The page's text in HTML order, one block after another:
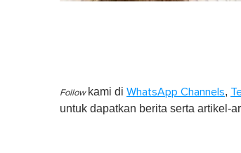
Follow kami di WhatsApp Channels,
untuk dapatkan berita serta artikel-